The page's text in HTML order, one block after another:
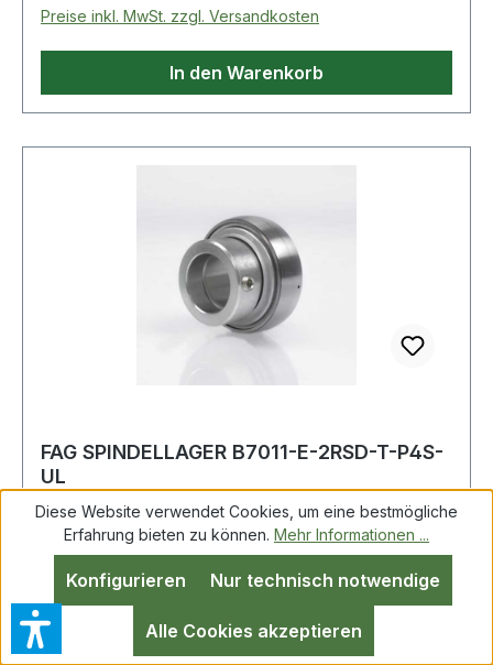
Preise inkl. MwSt. zzgl. Versandkosten
In den Warenkorb
FAG SPINDELLAGER B7011-E-2RSD-T-P4S-
UL
FAG SPINDELLAGER B7011-E-2RSD-T-P4S-UL
Weitere Produkte im Bereich SPINDELLAGER
Diese Website verwendet Cookies, um eine bestmögliche
Erfahrung bieten zu können. Mehr Informationen ...
Nur technisch notwendige
Konfigurieren
Alle Cookies akzeptieren